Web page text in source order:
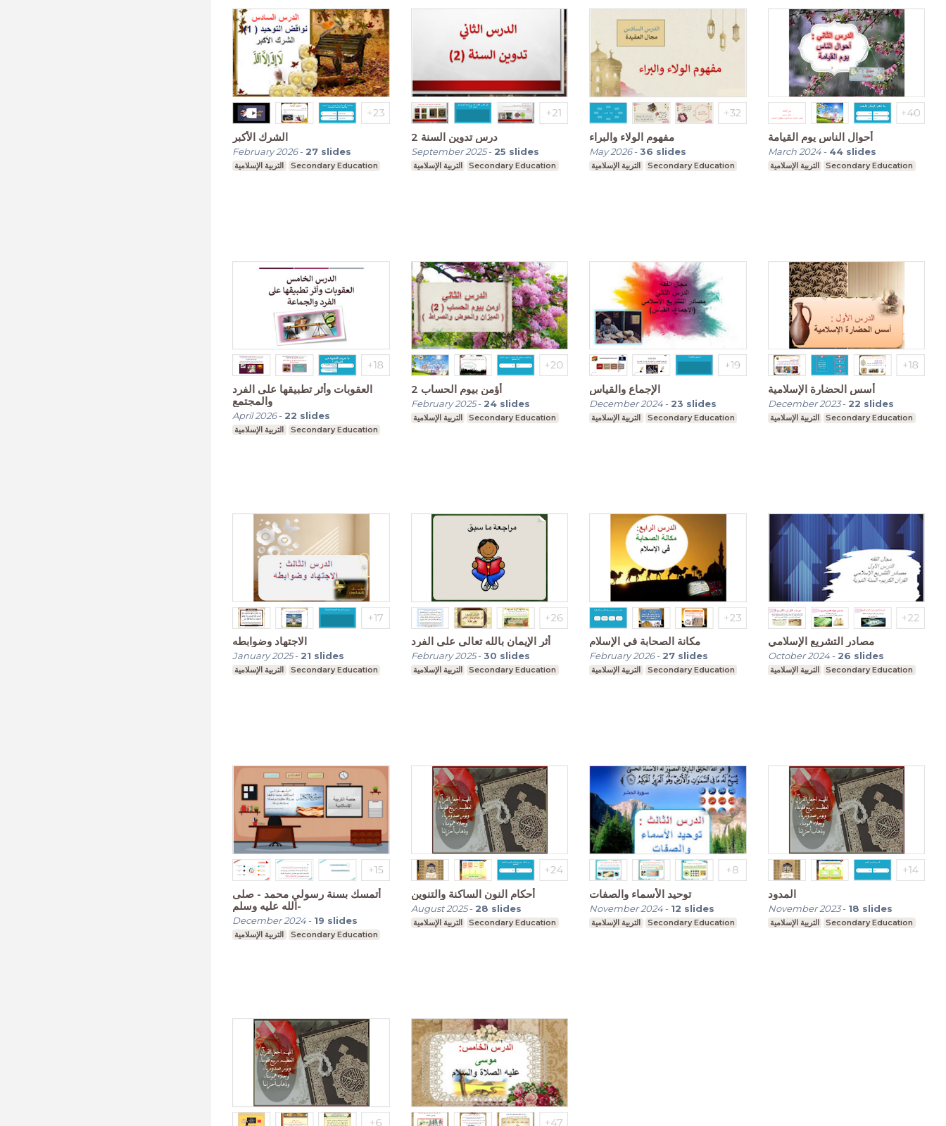
الشرك الأكبر
February 2026- 27 slides
التربية الإسلامية Secondary Education
درس تدوين السنة 2
September 2025- 25 slides
التربية الإسلامية Secondary Education
مفهوم الولاء والبراء
May 2026-36 slides
التربية الإسلامية Secondary Education
أحوال الناس يوم القيامة
March 2024- 44 slides
التربية الإسلامية Secondary Education
العقوبات وأثر تطبيقها على الفرد
والمجتمع
April 2026- 22 slides
التربية الإسلامية Secondary Education
أؤمن بيوم الحساب 2
February 2025- 24 slides
التربية الإسلامية Secondary Education
الإجماع والقياس
December 2024- 23 slides
التربية الإسلامية Secondary Education
أسس الحضارة الإسلامية
December 2023- 22 slides
التربية الإسلامية Secondary Education
الاجتهاد وضوابطه
January 2025- 21 slides
التربية الإسلامية Secondary Education
أثر الإيمان بالله تعالى على الفرد
February 2025-30 slides
التربية الإسلامية Secondary Education
مكانة الصحابة في الإسلام
February 2026- 27 slides
التربية الإسلامية Secondary Education
مصادر التشريع الإسلامي
October 2024- 26 slides
التربية الإسلامية Secondary Education
أتمسك بسنة رسولي محمد - صلى
الله عليه وسلم-
December 2024- 19 slides
التربية الإسلامية Secondary Education
أحكام النون الساكنة والتنوين
August 2025- 28 slides
التربية الإسلامية Secondary Education
توحيد الأسماء والصفات
November 2024- 12 slides
التربية الإسلامية Secondary Education
المدود
November 2023- 18 slides
التربية الإسلامية Secondary Education